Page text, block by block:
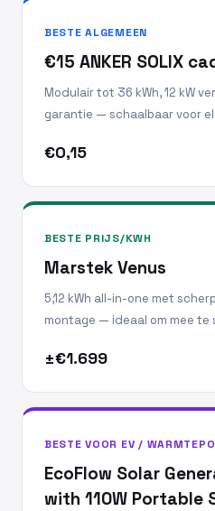
BESTE ALGEMEEN
€15 ANKER SOLIX
Modulair tot 36 kWh, 12 kW
garantie — schaalbaar voor
€0,15
BESTE PRIJS/KWH
Marstek Venus
5,12 kWh all-in-one met
montage — ideaal om mee te
±€1.699
BESTE VOOR EV /
EcoFlow Solar
with 110W Portable